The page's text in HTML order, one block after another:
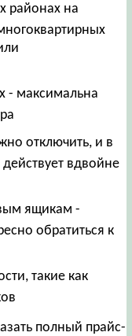
районах на
- максимальна
отключить, и в
вдвойне
ящикам -
обратиться к
такие как
полный прайс-